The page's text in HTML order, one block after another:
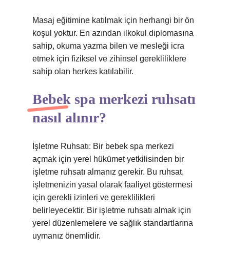
Masaj eğitimine katılmak için herhangi bir ön
koşul yoktur. En azından ilkokul diplomasına
sahip, okuma yazma bilen ve mesleği icra
etmek için fiziksel ve zihinsel gerekliliklere
sahip olan herkes katılabilir.
Bebek spa merkezi ruhsatı
nasıl alınır?
İşletme Ruhsatı: Bir bebek spa merkezi
açmak için yerel hükümet yetkilisinden bir
işletme ruhsatı almanız gerekir. Bu ruhsat,
işletmenizin yasal olarak faaliyet göstermesi
için gerekli izinleri ve gereklilikleri
belirleyecektir. Bir işletme ruhsatı almak için
yerel düzenlemelere ve sağlık standartlarına
uymanız önemlidir.